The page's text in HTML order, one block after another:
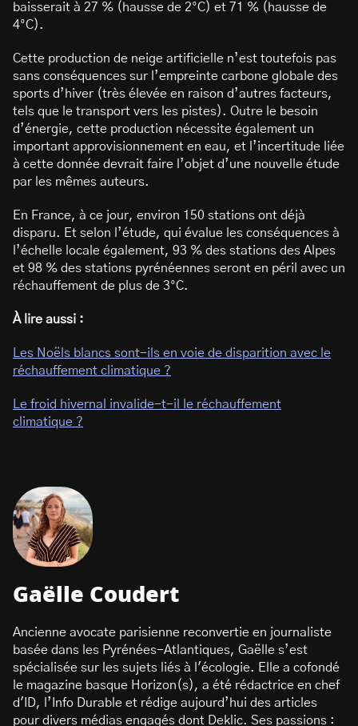
baisserait à 27 % (hausse de 2°C) et 71 % (hausse de
4°C).
Cette production de neige artificielle n’est toutefois pas
sans conséquences sur l’empreinte carbone globale des
sports d’hiver (très élevée en raison d’autres facteurs,
tels que le transport vers les pistes). Outre le besoin
d’énergie, cette production nécessite également un
important approvisionnement en eau, et l’incertitude liée
à cette donnée devrait faire l’objet d’une nouvelle étude
par les mêmes auteurs.
En France, à ce jour, environ 150 stations ont déjà
disparu. Et selon l’étude, qui évalue les conséquences à
l’échelle locale également, 93 % des stations des Alpes
et 98 % des stations pyrénéennes seront en péril avec un
réchauffement de plus de 3°C.
À lire aussi :
Les Noëls blancs sont-ils en voie de disparition avec le
réchauffement climatique ?
Le froid hivernal invalide-t-il le réchauffement
climatique ?
Gaëlle Coudert
Ancienne avocate parisienne reconvertie en journaliste
basée dans les Pyrénées-Atlantiques, Gaëlle s’est
spécialisée sur les sujets liés à l'écologie. Elle a cofondé
le magazine basque Horizon(s), a été rédactrice en chef
d'ID, l’Info Durable et rédige aujourd’hui des articles
pour divers médias engagés dont Deklic. Ses passions :